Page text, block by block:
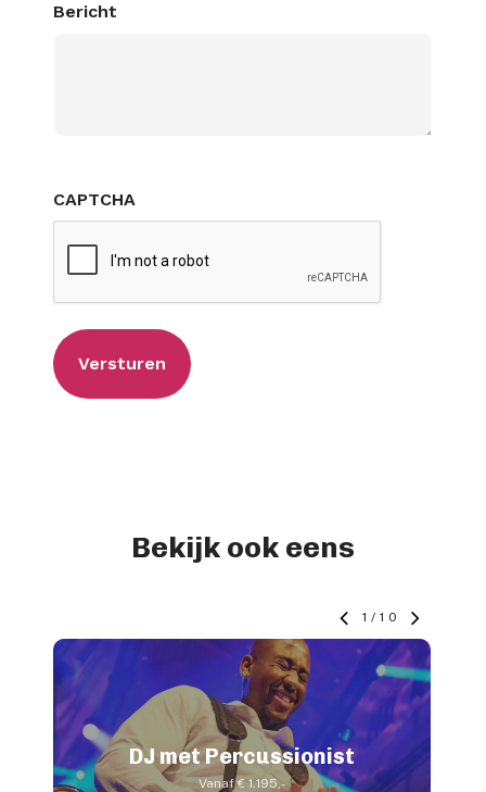
Bericht
CAPTCHA
Bekijk ook eens
1 / 10
DJ met Percussionist
Vanaf € 1.195,-